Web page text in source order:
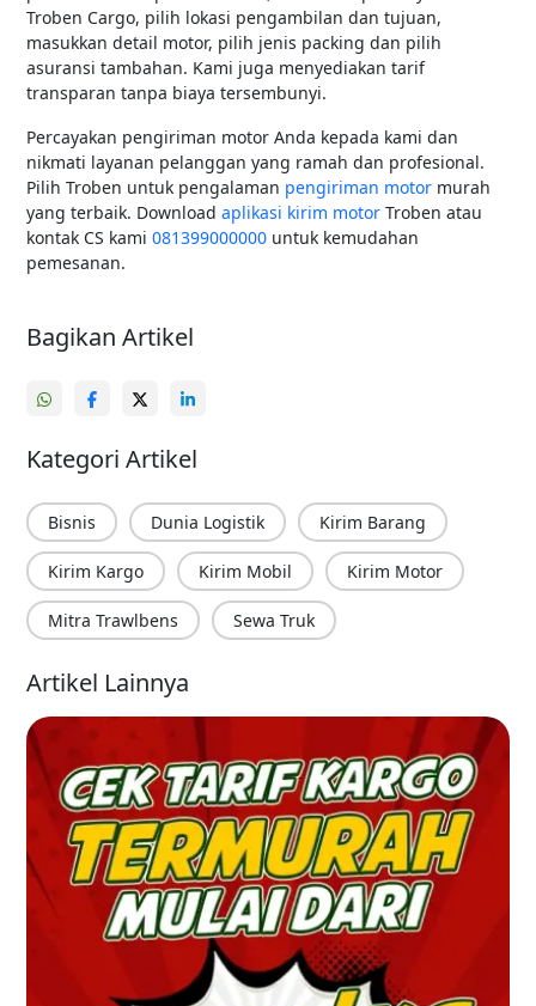
Troben Cargo, pilih lokasi pengambilan dan tujuan,
masukkan detail motor, pilih jenis packing dan pilih
asuransi tambahan. Kami juga menyediakan tarif
transparan tanpa biaya tersembunyi.
Percayakan pengiriman motor Anda kepada kami dan
nikmati layanan pelanggan yang ramah dan profesional.
Pilih Troben untuk pengalaman pengiriman motor murah
yang terbaik. Download aplikasi kirim motor Troben atau
kontak CS kami 081399000000 untuk kemudahan
pemesanan.
Bagikan Artikel
Kategori Artikel
Bisnis Dunia Logistik Kirim Barang
Kirim Kargo Kirim Mobil Kirim Motor
Mitra Trawlbens Sewa Truk
Artikel Lainnya